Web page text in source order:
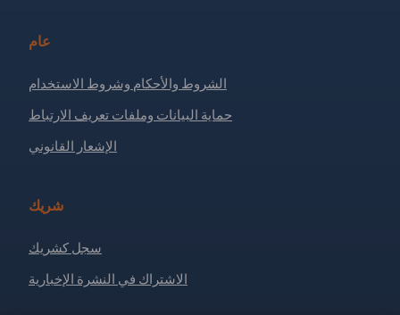
عام
الشروط والأحكام وشروط الاستخدام
حماية البيانات وملفات تعريف الارتباط
الإشعار القانوني
شريك
سجل كشريك
الاشتراك في النشرة الإخبارية